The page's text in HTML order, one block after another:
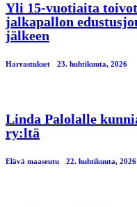
Yli 15-vuotiaita
jalkapallon
jälkeen
Harrastukset 23. huhtikuuta, 2026
Linda Palolalle
ry:ltä
Elävä maaseutu 22. huhtikuuta, 2026